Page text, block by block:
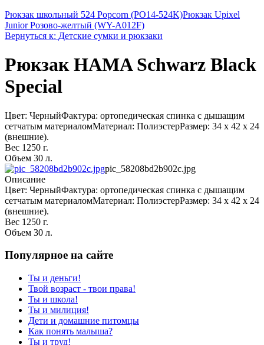
Рюкзак школьный 524 Popcorn (PO14-524K)Рюкзак Upixel
Junior Розово-желтый (WY-A012F)
Вернуться к: Детские сумки и рюкзаки
Рюкзак HAMA Schwarz Black
Special
Цвет: ЧерныйФактура: ортопедическая спинка с дышащим
сетчатым материаломМатериал: ПолиэстерРазмер: 34 х 42 х 24
(внешние).
Вес 1250 г.
Объем 30 л.
pic_58208bd2b902c.jpg
Описание
Цвет: ЧерныйФактура: ортопедическая спинка с дышащим
сетчатым материаломМатериал: ПолиэстерРазмер: 34 х 42 х 24
(внешние).
Вес 1250 г.
Объем 30 л.
Популярное на сайте
Ты и деньги!
Твой возраст - твои права!
Ты и школа!
Ты и милиция!
Дети и домашние питомцы
Как понять малыша?
Ты и труд!